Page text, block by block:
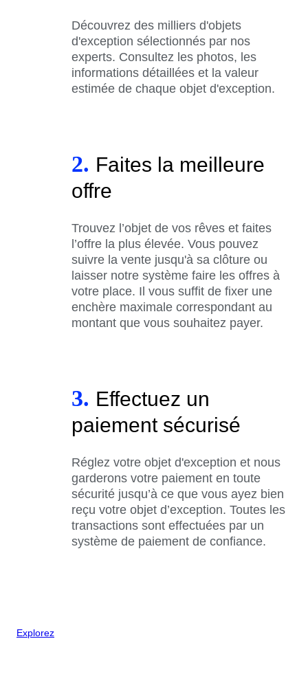
Découvrez des milliers d'objets
d'exception sélectionnés par nos
experts. Consultez les photos, les
informations détaillées et la valeur
estimée de chaque objet d'exception.
2. Faites la meilleure
offre
Trouvez l’objet de vos rêves et faites
l’offre la plus élevée. Vous pouvez
suivre la vente jusqu'à sa clôture ou
laisser notre système faire les offres à
votre place. Il vous suffit de fixer une
enchère maximale correspondant au
montant que vous souhaitez payer.
3. Effectuez un
paiement sécurisé
Réglez votre objet d'exception et nous
garderons votre paiement en toute
sécurité jusqu’à ce que vous ayez bien
reçu votre objet d’exception. Toutes les
transactions sont effectuées par un
système de paiement de confiance.
Explorez